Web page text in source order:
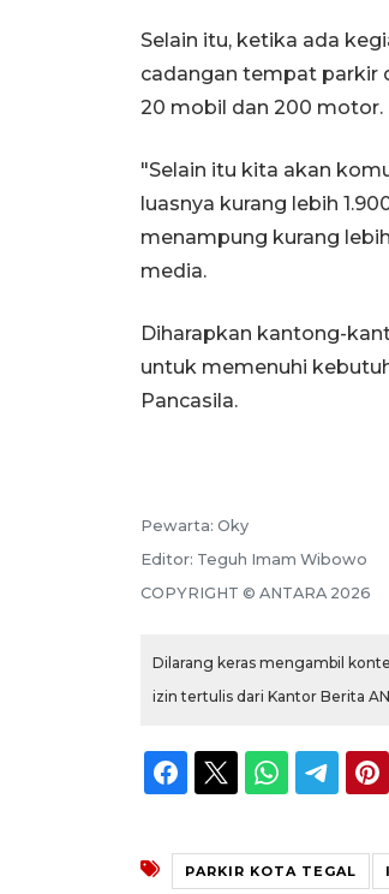
Selain itu, ketika ada
cadangan tempat parkir
20 mobil dan 200 motor.
"Selain itu kita akan
luasnya kurang lebih
menampung kurang
media.
Diharapkan kantong-
untuk memenuhi
Pancasila.
Pewarta: Oky
Editor: Teguh Imam Wibowo
COPYRIGHT © ANTARA 2026
Dilarang keras mengambil
izin tertulis dari Kantor Berita
PARKIR KOTA TEGAL